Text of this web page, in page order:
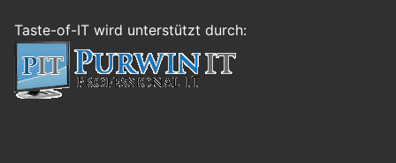
Taste-of-IT wird unterstützt durch: